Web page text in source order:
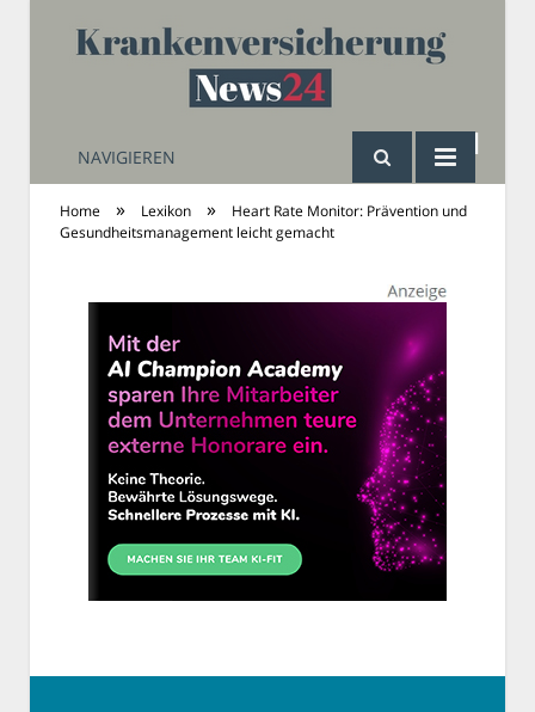
NAVIGIEREN
Home » Lexikon »
Heart Rate Monitor: Prävention und
Gesundheitsmanagement leicht gemacht